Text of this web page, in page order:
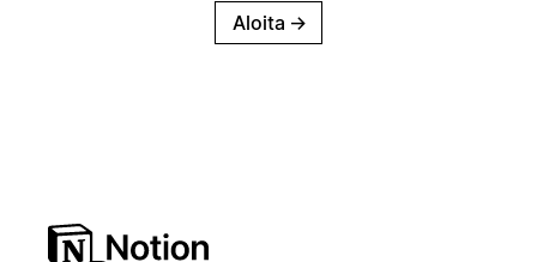
Aloita →